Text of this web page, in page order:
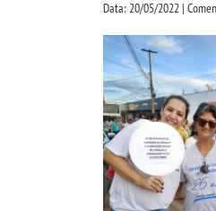
Data: 20/05/2022 |